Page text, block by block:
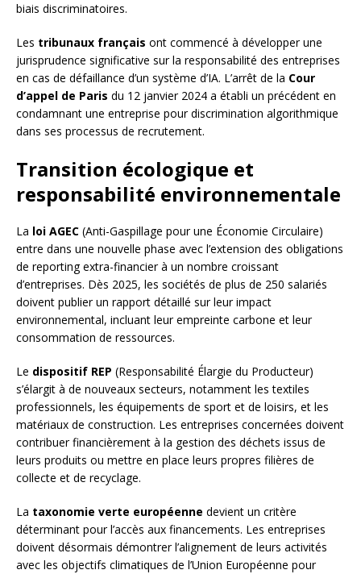
biais discriminatoires.
Les tribunaux français ont commencé à développer une
jurisprudence significative sur la responsabilité des entreprises
en cas de défaillance d’un système d’IA. L’arrêt de la Cour
d’appel de Paris du 12 janvier 2024 a établi un précédent en
condamnant une entreprise pour discrimination algorithmique
dans ses processus de recrutement.
Transition écologique et
responsabilité environnementale
La loi AGEC (Anti-Gaspillage pour une Économie Circulaire)
entre dans une nouvelle phase avec l’extension des obligations
de reporting extra-financier à un nombre croissant
d’entreprises. Dès 2025, les sociétés de plus de 250 salariés
doivent publier un rapport détaillé sur leur impact
environnemental, incluant leur empreinte carbone et leur
consommation de ressources.
Le dispositif REP (Responsabilité Élargie du Producteur)
s’élargit à de nouveaux secteurs, notamment les textiles
professionnels, les équipements de sport et de loisirs, et les
matériaux de construction. Les entreprises concernées doivent
contribuer financièrement à la gestion des déchets issus de
leurs produits ou mettre en place leurs propres filières de
collecte et de recyclage.
La taxonomie verte européenne devient un critère
déterminant pour l’accès aux financements. Les entreprises
doivent désormais démontrer l’alignement de leurs activités
avec les objectifs climatiques de l’Union Européenne pour